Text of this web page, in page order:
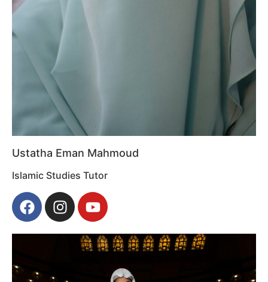
Ustatha Eman Mahmoud
Islamic Studies Tutor